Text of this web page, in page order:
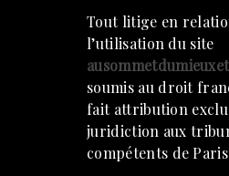
Tout litige en
l’utilisation du site
soumis au droit
fait attribution
juridiction aux
compétents de